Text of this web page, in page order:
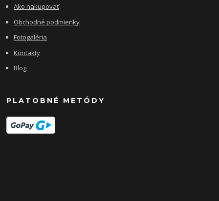
Ako nakupovať
Obchodné podmienky
Fotogaléria
Kontakty
Blog
PLATOBNÉ METÓDY